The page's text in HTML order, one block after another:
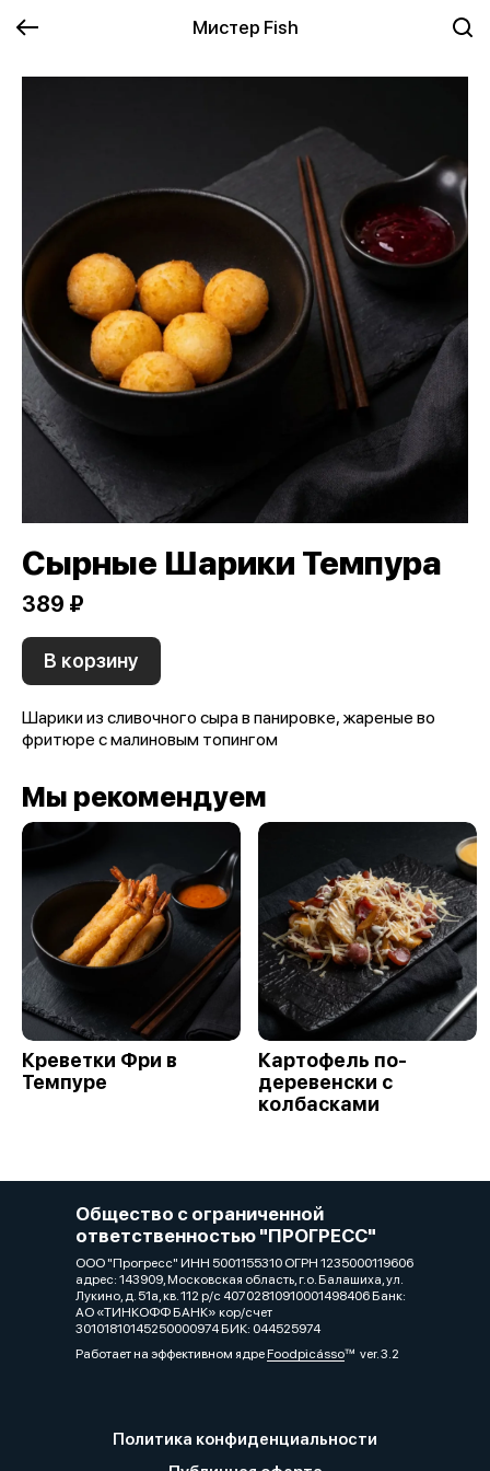
Мистер Fish
Сырные Шарики Темпура
389 ₽
В корзину
Шарики из сливочного сыра в панировке, жареные во
фритюре с малиновым топингом
Мы рекомендуем
Креветки Фри в
Темпуре
Картофель по-
деревенски с
колбасками
Общество с ограниченной
ответственностью "ПРОГРЕСС"
ООО "Прогресс" ИНН 5001155310 ОГРН 1235000119606
адрес: 143909, Московская область, г.о. Балашиха, ул.
Лукино, д. 51а, кв. 112 р/с 40702810910001498406 Банк:
АО «ТИНКОФФ БАНК» кор/счет
30101810145250000974 БИК: 044525974
Работает на эффективном ядреFoodpicássover. 3.2
Политика конфиденциальности